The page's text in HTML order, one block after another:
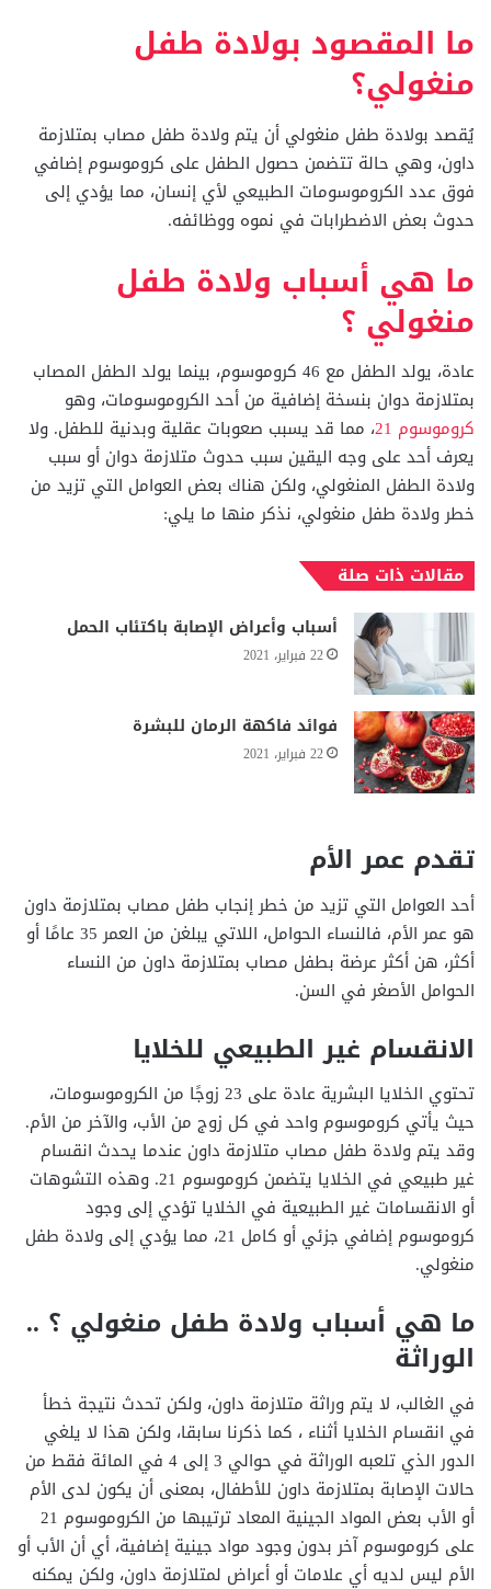
ما المقصود بولادة طفل
منغولي؟
يُقصد بولادة طفل منغولي أن يتم ولادة طفل مصاب بمتلازمة
داون، وهي حالة تتضمن حصول الطفل على كروموسوم إضافي
فوق عدد الكروموسومات الطبيعي لأي إنسان، مما يؤدي إلى
حدوث بعض الاضطرابات في نموه ووظائفه.
ما هي أسباب ولادة طفل
منغولي ؟
عادة، يولد الطفل مع 46 كروموسوم، بينما يولد الطفل المصاب
بمتلازمة دوان بنسخة إضافية من أحد الكروموسومات، وهو
كروموسوم 21
، مما قد يسبب صعوبات عقلية وبدنية للطفل. ولا
يعرف أحد على وجه اليقين سبب حدوث متلازمة دوان أو سبب
ولادة الطفل المنغولي، ولكن هناك بعض العوامل التي تزيد من
خطر ولادة طفل منغولي، نذكر منها ما يلي:
مقالات ذات صلة
أسباب وأعراض الإصابة باكتئاب الحمل
22 فبراير، 2021
فوائد فاكهة الرمان للبشرة
22 فبراير، 2021
تقدم عمر الأم
أحد العوامل التي تزيد من خطر إنجاب طفل مصاب بمتلازمة داون
هو عمر الأم، فالنساء الحوامل، اللاتي يبلغن من العمر 35 عامًا أو
أكثر، هن أكثر عرضة بطفل مصاب بمتلازمة داون من النساء
الحوامل الأصغر في السن.
الانقسام غير الطبيعي للخلايا
تحتوي الخلايا البشرية عادة على 23 زوجًا من الكروموسومات،
حيث يأتي كروموسوم واحد في كل زوج من الأب، والآخر من الأم.
وقد يتم ولادة طفل مصاب متلازمة داون عندما يحدث انقسام
غير طبيعي في الخلايا يتضمن كروموسوم 21. وهذه التشوهات
أو الانقسامات غير الطبيعية في الخلايا تؤدي إلى وجود
كروموسوم إضافي جزئي أو كامل 21، مما يؤدي إلى ولادة طفل
منغولي.
ما هي أسباب ولادة طفل منغولي ؟ ..
الوراثة
في الغالب، لا يتم وراثة متلازمة داون، ولكن تحدث نتيجة خطأ
في انقسام الخلايا أثناء ، كما ذكرنا سابقا، ولكن هذا لا يلغي
الدور الذي تلعبه الوراثة في حوالي 3 إلى 4 في المائة فقط من
حالات الإصابة بمتلازمة داون للأطفال، بمعنى أن يكون لدى الأم
أو الأب بعض المواد الجينية المعاد ترتيبها من الكروموسوم 21
على كروموسوم آخر بدون وجود مواد جينية إضافية، أي أن الأب أو
الأم ليس لديه أي علامات أو أعراض لمتلازمة داون، ولكن يمكنه